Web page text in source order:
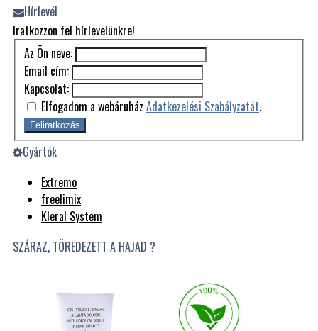
Hírlevél
Iratkozzon fel hírlevelünkre!
Az Ön neve:
Email cím:
Kapcsolat:
Elfogadom a webáruház Adatkezelési Szabályzatát.
Feliratkozás
Gyártók
Extremo
freelimix
Kleral System
SZÁRAZ, TÖREDEZETT A HAJAD ?